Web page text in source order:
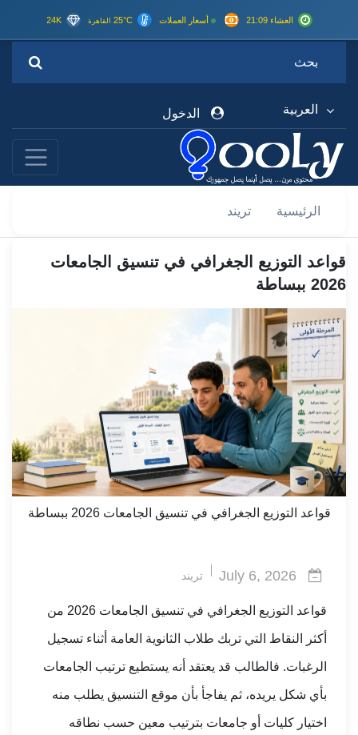
العشاء 21:09 أسعار العملات 25°C القاهرة 24K
العربية الدخول
الرئيسية تريند
قواعد التوزيع الجغرافي في تنسيق الجامعات
2026 ببساطة
قواعد التوزيع الجغرافي في تنسيق الجامعات 2026 ببساطة
July 6, 2026 تريند
قواعد التوزيع الجغرافي في تنسيق الجامعات 2026 من
أكثر النقاط التي تربك طلاب الثانوية العامة أثناء تسجيل
الرغبات. فالطالب قد يعتقد أنه يستطيع ترتيب الجامعات
بأي شكل يريده، ثم يفاجأ بأن موقع التنسيق يطلب منه
اختيار كليات أو جامعات بترتيب معين حسب نطاقه